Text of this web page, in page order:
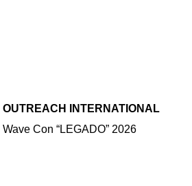
OUTREACH INTERNATIONAL
Con “LEGADO” 2026